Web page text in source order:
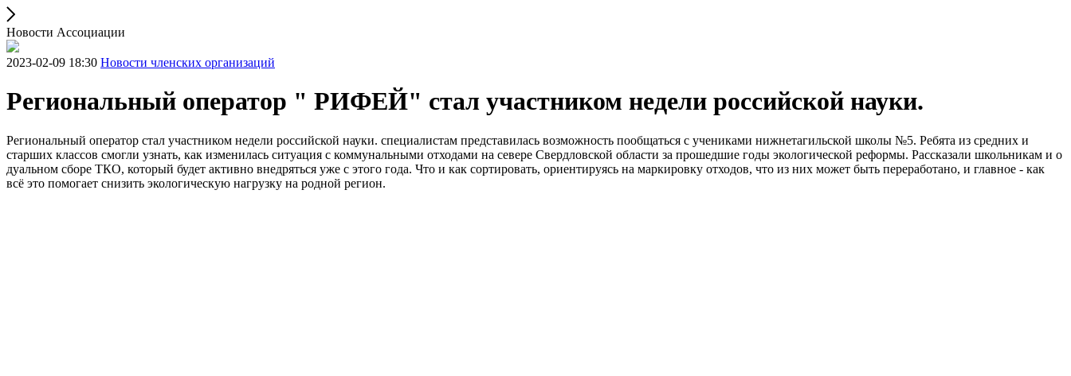
Новости Ассоциации
2023-02-09 18:30 Новости членских организаций
Региональный оператор " РИФЕЙ" стал участником недели российской науки.
Региональный оператор стал участником недели российской науки. специалистам представилась возможность пообщаться с учениками нижнетагильской школы №5. Ребята из средних и
старших классов смогли узнать, как изменилась ситуация с коммунальными отходами на севере Свердловской области за прошедшие годы экологической реформы. Рассказали школьникам и о
дуальном сборе ТКО, который будет активно внедряться уже с этого года. Что и как сортировать, ориентируясь на маркировку отходов, что из них может быть переработано, и главное - как
всё это помогает снизить экологическую нагрузку на родной регион.